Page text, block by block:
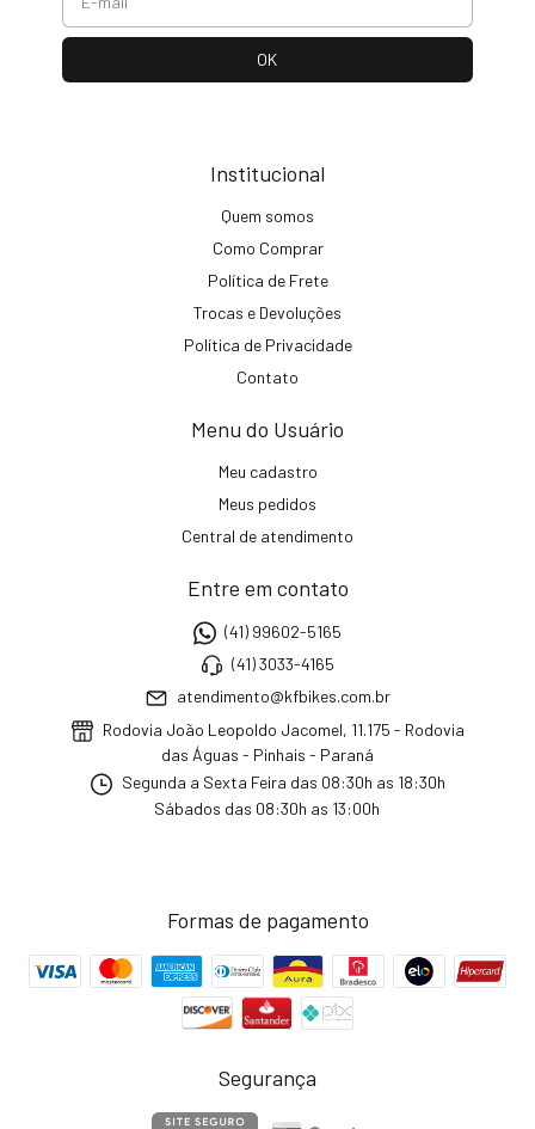
Institucional
Quem somos
Como Comprar
Política de Frete
Trocas e Devoluções
Política de Privacidade
Contato
Menu do Usuário
Meu cadastro
Meus pedidos
Central de atendimento
Entre em contato
(41) 99602-5165
(41) 3033-4165
atendimento@kfbikes.com.br
Rodovia João Leopoldo Jacomel, 11.175 - Rodovia
das Águas - Pinhais - Paraná
Segunda a Sexta Feira das 08:30h as 18:30h
Sábados das 08:30h as 13:00h
Formas de pagamento
Segurança